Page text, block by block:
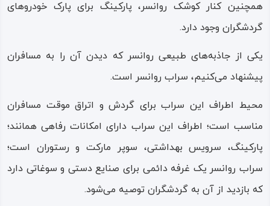
غارها، چشمه‌ها، رودها، کوهساران، جنگل‌های طبیعی و
دشت‌های سبزه‌ پوش، همگی در یک مجموعه گرد آمده‌اند تا
موزه‌ای از طبیعت و حیات وحش را در مقابل چشم گردشگر به
نمایش بگذارند.
هوای دلپذیر بهارانه، دره‌های سرسبز، قله‌های برف‌ پوش و
گستردگی سرزمین روانسر اقلیمی چهار فصل پدید آورده، که در
تمام ایام سال مهیای پذیرایی و میزبانی از گردشگران و مسافران
است.
شهرستان روانسر در کوه‌پایه‌ها و دامنه‌های کوهستانی خود،
همچنین کنار کوشک روانسر، پارکینگ برای پارک خودروهای
گردشگران وجود دارد.
یکی از جاذبه‌های طبیعی روانسر که دیدن آن را به مسافران
پیشنهاد می‌کنیم، سراب روانسر است.
محیط اطراف این سراب برای گردش‌ و اتراق موقت مسافران
مناسب است؛ اطراف این سراب دارای امکانات رفاهی همانند؛
پارکینگ، سرویس بهداشتی، سوپر مارکت و رستوران است؛
سراب روانسر یک غرفه دائمی برای صنایع‌ دستی و سوغاتی دارد
که بازدید از آن به گردشگران توصیه می‌شود.